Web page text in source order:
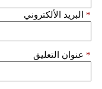
البريد الألكتروني *
عنوان التعليق *